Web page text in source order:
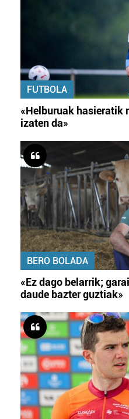
FUTBOLA
«Helburuak hasieratik
izaten da»
BERO BOLADA
«Ez dago belarrik;
daude bazter guztiak»